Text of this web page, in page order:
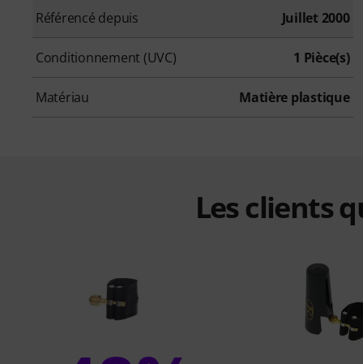
Référencé depuis Juillet 2000
Conditionnement (UVC) 1 Pièce(s)
Matériau Matière plastique
Les clients